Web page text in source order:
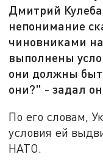
Дмитрий
непонимание
чиновниками
выполнены
они должны
они?" - задал
По его словам,
условия ей
НАТО.